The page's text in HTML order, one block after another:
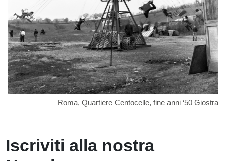
Roma, Quartiere Centocelle, fine anni ‘50 Giostra
Iscriviti alla nostra